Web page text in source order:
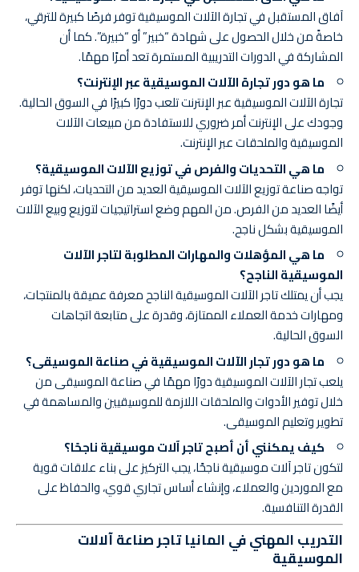
آفاق المستقبل في تجارة الآلات الموسيقية توفر فرصًا كبيرة للترقي،
خاصةً من خلال الحصول على شهادة “خبير” أو “خبيرة”. كما أن
المشاركة في الدورات التدريبية المستمرة تعد أمرًا مهمًا.
ما هو دور تجارة الآلات الموسيقية عبر الإنترنت؟
تجارة الآلات الموسيقية عبر الإنترنت تلعب دورًا كبيرًا في السوق الحالية.
وجودك على الإنترنت أمر ضروري للاستفادة من مبيعات الآلات
الموسيقية والملحقات عبر الإنترنت.
ما هي التحديات والفرص في توزيع الآلات الموسيقية؟
تواجه صناعة توزيع الآلات الموسيقية العديد من التحديات، لكنها توفر
أيضًا العديد من الفرص. من المهم وضع استراتيجيات لتوزيع وبيع الآلات
الموسيقية بشكل ناجح.
ما هي المؤهلات والمهارات المطلوبة لتاجر الآلات
الموسيقية الناجح؟
يجب أن يمتلك تاجر الآلات الموسيقية الناجح معرفة عميقة بالمنتجات،
ومهارات خدمة العملاء الممتازة، وقدرة على متابعة اتجاهات
السوق الحالية.
ما هو دور تجار الآلات الموسيقية في صناعة الموسيقى؟
يلعب تجار الآلات الموسيقية دورًا مهمًا في صناعة الموسيقى من
خلال توفير الأدوات والملحقات اللازمة للموسيقيين والمساهمة في
تطوير وتعليم الموسيقى.
كيف يمكنني أن أصبح تاجر آلات موسيقية ناجحًا؟
لتكون تاجر آلات موسيقية ناجحًا، يجب التركيز على بناء علاقات قوية
مع الموردين والعملاء، وإنشاء أساس تجاري قوي، والحفاظ على
القدرة التنافسية.
التدريب المهني في المانيا تاجر صناعة آلالات
الموسيقية